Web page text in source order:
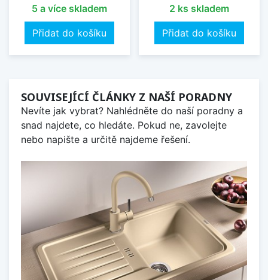
5 a více skladem
Přidat do košíku
2 ks skladem
Přidat do košíku
SOUVISEJÍCÍ ČLÁNKY Z NAŠÍ PORADNY
Nevíte jak vybrat? Nahlédněte do naší poradny a
snad najdete, co hledáte. Pokud ne, zavolejte
nebo napište a určitě najdeme řešení.